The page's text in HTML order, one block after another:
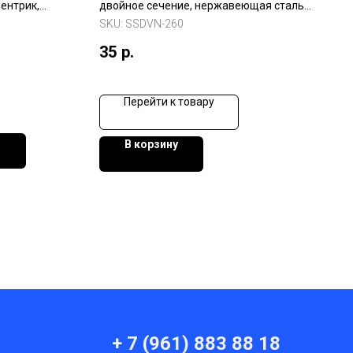
двойное сечение, нержавеющая сталь,
с ниппелем, черный
SKU: SSDVN-260
35 р.
Перейти к товару
В корзину
+ 7 (961) 883 88 18